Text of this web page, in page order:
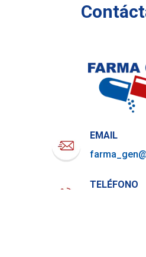
EMAIL
TELÉFONO